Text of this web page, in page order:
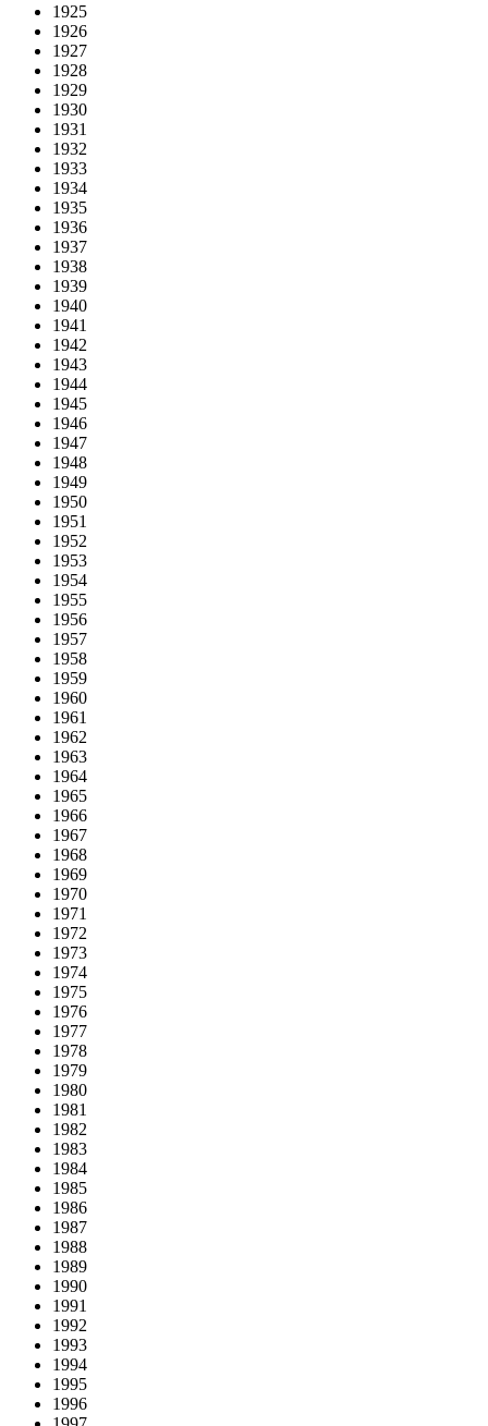
1925
1926
1927
1928
1929
1930
1931
1932
1933
1934
1935
1936
1937
1938
1939
1940
1941
1942
1943
1944
1945
1946
1947
1948
1949
1950
1951
1952
1953
1954
1955
1956
1957
1958
1959
1960
1961
1962
1963
1964
1965
1966
1967
1968
1969
1970
1971
1972
1973
1974
1975
1976
1977
1978
1979
1980
1981
1982
1983
1984
1985
1986
1987
1988
1989
1990
1991
1992
1993
1994
1995
1996